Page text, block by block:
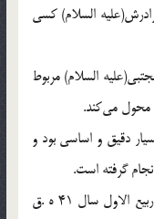
السلام) كسى
السلام) مربوط
محول مى‌كند.
دقيق و اساسى بود و
گرفته است.
قرارداد مصالحه و اعلان آن، چنانچه در پانزدهم ربيع الاول سال 41 ه .ق